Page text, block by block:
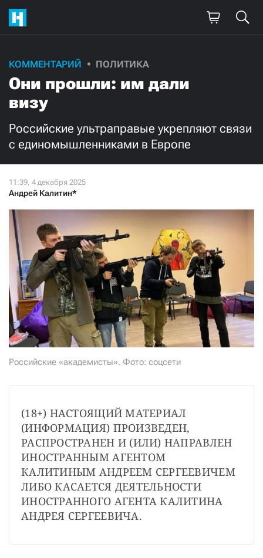
КОММЕНТАРИЙ ПОЛИТИКА
Они прошли: им дали
визу
Российские ультраправые укрепляют связи
с единомышленниками в Европе
Андрей Калитин*
Российские «академисты». Фото: соцсети
(18+) НАСТОЯЩИЙ МАТЕРИАЛ
(ИНФОРМАЦИЯ) ПРОИЗВЕДЕН,
РАСПРОСТРАНЕН И (ИЛИ) НАПРАВЛЕН
ИНОСТРАННЫМ АГЕНТОМ
КАЛИТИНЫМ АНДРЕЕМ СЕРГЕЕВИЧЕМ
ЛИБО КАСАЕТСЯ ДЕЯТЕЛЬНОСТИ
ИНОСТРАННОГО АГЕНТА КАЛИТИНА
АНДРЕЯ СЕРГЕЕВИЧА.
Поддержите
нашу работу!
Ежемесячно
3000 1000
Нажимая кнопку «Стать соучастником»,
я принимаю условия и подтверждаю свое гражданство РФ
СТАТЬ СОУЧАСТНИКОМ
ПОДЕЛИТЬСЯ С ДРУЗЬЯМИ
Если у вас есть вопросы, пишите donate@novayagazeta.ruили
звоните:
+7 (929) 612-03-68